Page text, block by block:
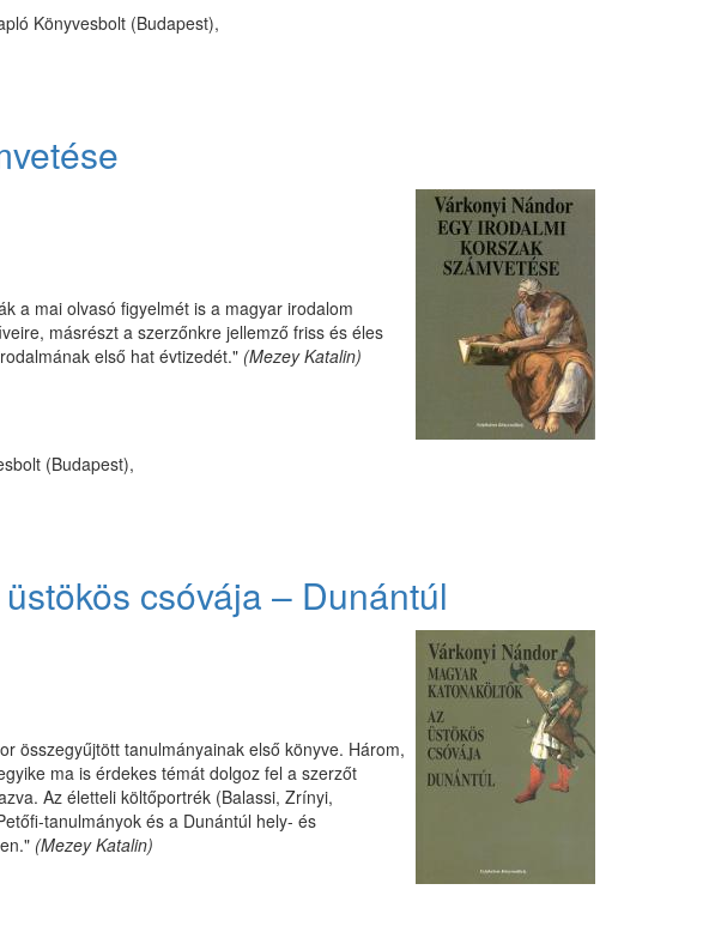
Könyvesbolt (Budapest),
a mai olvasó figyelmét is a magyar irodalom
másrészt a szerzőnkre jellemző friss és éles
első hat évtizedét." (Mezey Katalin)
(Budapest),
csóvája – Dunántúl
összegyűjtött tanulmányainak első könyve. Három,
ma is érdekes témát dolgoz fel a szerzőt
Az életteli költőportrék (Balassi, Zrínyi,
tanulmányok és a Dunántúl hely- és
(Mezey Katalin)